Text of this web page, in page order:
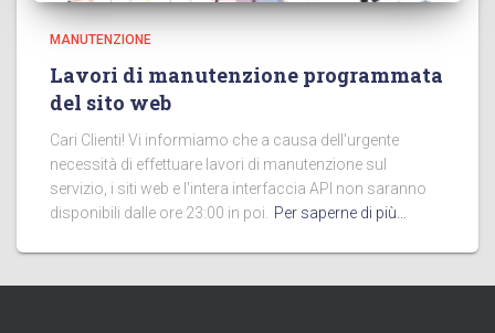
MANUTENZIONE
Lavori di manutenzione programmata
del sito web
Cari Clienti! Vi informiamo che a causa dell'urgente
necessità di effettuare lavori di manutenzione sul
servizio, i siti web e l'intera interfaccia API non saranno
disponibili dalle ore 23:00 in poi.
Per saperne di più…